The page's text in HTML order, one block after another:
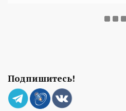
Подпишитесь!